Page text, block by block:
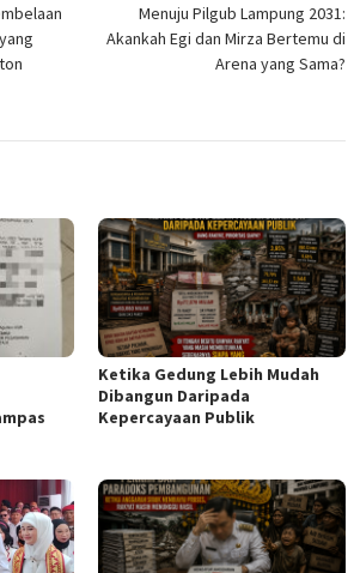
Menuju Pilgub Lampung 2031:
Akankah Egi dan Mirza Bertemu di
Arena yang Sama?
Ketika Gedung Lebih Mudah
Dibangun Daripada
Kepercayaan Publik